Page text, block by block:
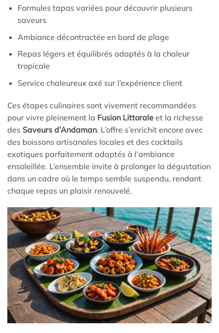
Formules tapas variées pour découvrir plusieurs
saveurs
Ambiance décontractée en bord de plage
Repas légers et équilibrés adaptés à la chaleur
tropicale
Service chaleureux axé sur l’expérience client
Ces étapes culinaires sont vivement recommandées
pour vivre pleinement la Fusion Littorale et la richesse
des Saveurs d’Andaman. L’offre s’enrichit encore avec
des boissons artisanales locales et des cocktails
exotiques parfaitement adaptés à l’ambiance
ensoleillée. L’ensemble invite à prolonger la dégustation
dans un cadre où le temps semble suspendu, rendant
chaque repas un plaisir renouvelé.